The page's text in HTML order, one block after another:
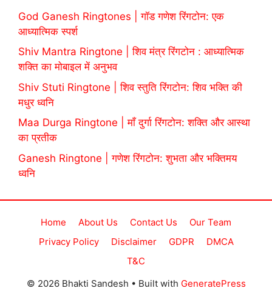
God Ganesh Ringtones | गॉड गणेश रिंगटोन: एक
आध्यात्मिक स्पर्श
Shiv Mantra Ringtone | शिव मंत्र रिंगटोन : आध्यात्मिक
शक्ति का मोबाइल में अनुभव
Shiv Stuti Ringtone | शिव स्तुति रिंगटोन: शिव भक्ति की
मधुर ध्वनि
Maa Durga Ringtone | माँ दुर्गा रिंगटोन: शक्ति और आस्था
का प्रतीक
Ganesh Ringtone | गणेश रिंगटोन: शुभता और भक्तिमय
ध्वनि
Home About Us Contact Us
Our Team
Privacy Policy
Disclaimer GDPR
DMCA
T&C
© 2026 Bhakti Sandesh • Built with GeneratePress